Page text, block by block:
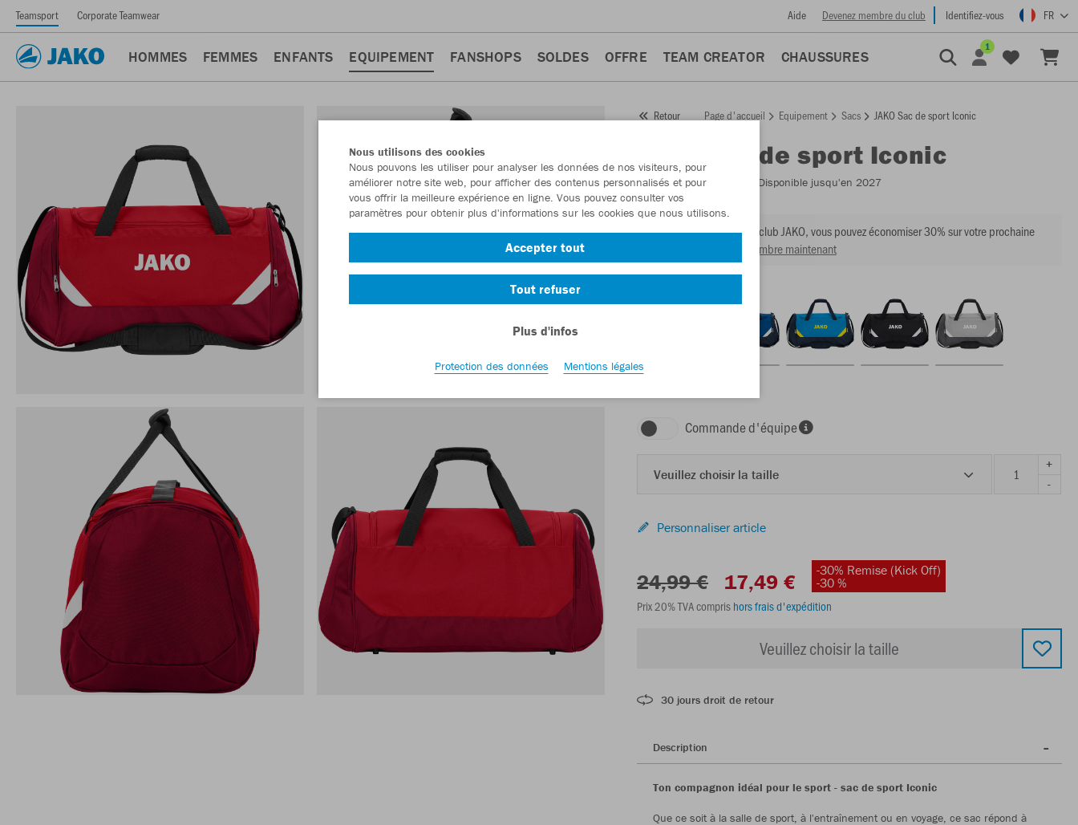
Teamsport Corporate Teamwear Aide Devenez membre du club Identifiez-vous FR
HOMMES FEMMES ENFANTS EQUIPEMENT FANSHOPS SOLDES OFFRE TEAM CREATOR CHAUSSURES
1
Retour Page d'accueil Equipement Sacs JAKO Sac de sport Iconic
Sac de sport Iconic
Numéro d’article: - Disponible jusqu'en 2027
En tant que membre du club JAKO, vous pouvez économiser 30% sur votre prochaine
Devenir membre maintenant
Commande d'équipe
Veuillez choisir la taille
+
-
Personnaliser article
24,99 € 17,49 €
-30% Remise (Kick Off)
-30 %
Prix 20% TVA compris hors frais d'expédition
Veuillez choisir la taille
30 jours droit de retour
Description
Ton compagnon idéal pour le sport - sac de sport Iconic
Que ce soit à la salle de sport, à l'entraînement ou en voyage, ce sac répond à
Nous utilisons des cookies
Nous pouvons les utiliser pour analyser les données de nos visiteurs, pour
améliorer notre site web, pour afficher des contenus personnalisés et pour
vous offrir la meilleure expérience en ligne. Vous pouvez consulter vos
paramètres pour obtenir plus d'informations sur les cookies que nous utilisons.
Accepter tout
Tout refuser
Plus d'infos
Protection des données Mentions légales